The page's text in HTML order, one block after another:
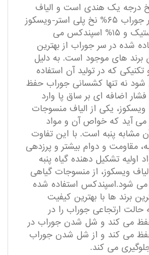
درجه یک هندی است و الیاف
استفاده شده در جوراب ۶۵% نخ پلی استر-ویسکوز
، ۱۰% کش پلاستیک و ۱۵% اسپندکس می
شده در سر جوراب از بهترین
برند های موجود است. به دلیل
که در تولید آن استفاده
نه تنها کشسانی جوراب حفظ
اضافه ای بر ساق پا وارد
ویسکوز، یکی از الیاف منسوجات
می آید که خواص آن و مواد
مشابه پنبه است. با این تفاوت
مقاومت و دوام بیشتر و پرزدهی
اولیه تشکیل دهنده گیاه پنبه
ویسکوز، از منسوجات گیاهی
می شود.اسپندکس استفاده شده
برند ها با بهترین کیفیت
ارتجاعی جوراب را در
می کند و شل شدن جوراب در
می کند و از شل شدن جوراب
می کند.